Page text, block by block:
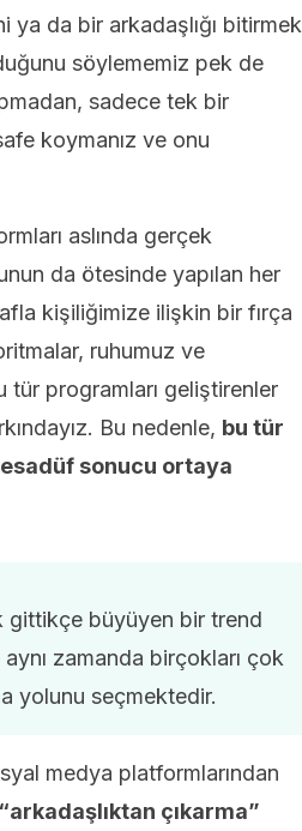
da bir arkadaşlığı bitirmek
söylememiz pek de
sadece tek bir
koymanız ve onu
aslında gerçek
da ötesinde yapılan her
kişiliğimize ilişkin bir fırça
ruhumuz ve
tür programları geliştirenler
Bu nedenle, bu tür
sonucu ortaya
gittikçe büyüyen bir trend
zamanda birçokları çok
yolunu seçmektedir.
medya platformlarından
“arkadaşlıktan çıkarma”